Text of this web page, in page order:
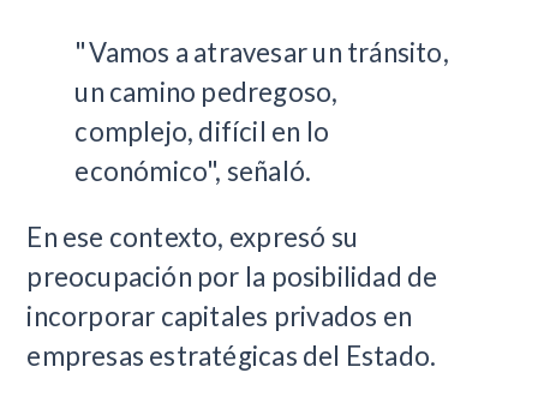
"Vamos a atravesar un tránsito,
un camino pedregoso,
complejo, difícil en lo
económico", señaló.
En ese contexto, expresó su
preocupación por la posibilidad de
incorporar capitales privados en
empresas estratégicas del Estado.